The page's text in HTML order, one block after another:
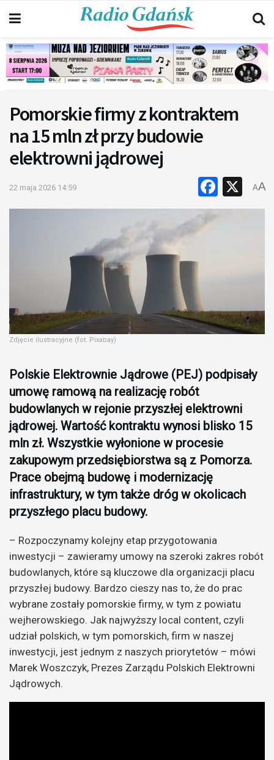
Pomorskie firmy z kontraktem
na 15 mln zł przy budowie
elektrowni jądrowej
22 maja 2026 14:59 X
AA
Zdjęcie ilustracyjne (fot. Pixabay)
Polskie Elektrownie Jądrowe (PEJ) podpisały
umowę ramową na realizację robót
budowlanych w rejonie przyszłej elektrowni
jądrowej. Wartość kontraktu wynosi blisko 15
mln zł. Wszystkie wyłonione w procesie
zakupowym przedsiębiorstwa są z Pomorza.
Prace obejmą budowę i modernizację
infrastruktury, w tym także dróg w okolicach
przyszłego placu budowy.
– Rozpoczynamy kolejny etap przygotowania
inwestycji – zawieramy umowy na szeroki zakres robót
budowlanych, które są kluczowe dla organizacji placu
przyszłej budowy. Bardzo cieszy nas to, że do prac
wybrane zostały pomorskie firmy, w tym z powiatu
wejherowskiego. Jak najwyższy local content, czyli
udział polskich, w tym pomorskich, firm w naszej
inwestycji, jest jednym z naszych priorytetów – mówi
Marek Woszczyk, Prezes Zarządu Polskich Elektrowni
Jądrowych.